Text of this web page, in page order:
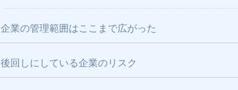
企業の管理範囲はここまで広がった
後回しにしている企業のリスク